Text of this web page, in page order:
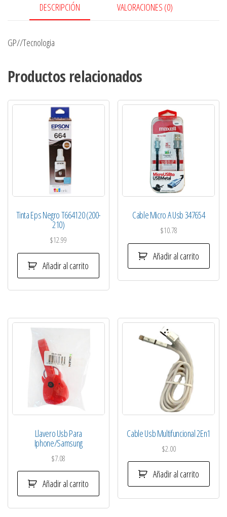
DESCRIPCIÓN VALORACIONES (0)
GP//Tecnologia
Productos relacionados
Tinta Eps Negro T664120 (200-
210)
$12.99
Añadir al carrito
Cable Micro A Usb 347654
$10.78
Añadir al carrito
Llavero Usb Para
Iphone/Samsung
$7.08
Añadir al carrito
Cable Usb Multifuncional 2En1
$2.00
Añadir al carrito